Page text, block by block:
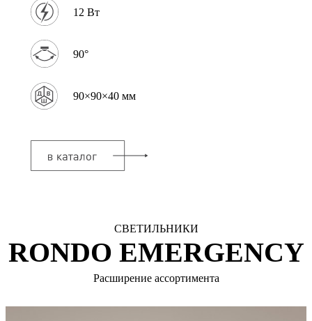
12 Вт
90°
90×90×40 мм
СВЕТИЛЬНИКИ
RONDO EMERGENCY
Расширение ассортимента